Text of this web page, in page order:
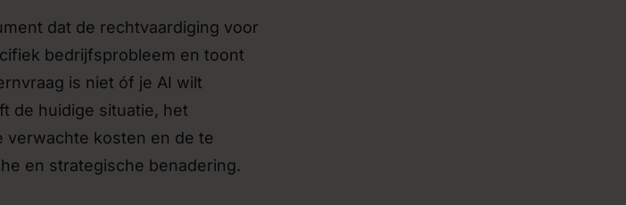
dat de rechtvaardiging voor
bedrijfsprobleem en toont
is niet óf je AI wilt
de huidige situatie, het
verwachte kosten en de te
en strategische benadering.